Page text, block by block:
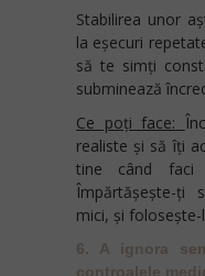
Stabilirea unor
la eșecuri
să te simți
subminează
Ce poți face:
realiste și să îți
tine când faci
Împărtășește-ți
mici, și
6. A ignora
controalele